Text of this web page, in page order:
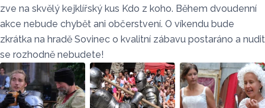
zve na skvělý kejklířský kus Kdo z koho. Během dvoudenní
akce nebude chybět ani občerstvení. O víkendu bude
zkrátka na hradě Sovinec o kvalitní zábavu postaráno a nudit
se rozhodně nebudete!